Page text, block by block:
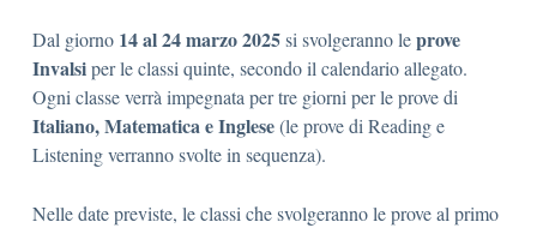
Dal giorno 14 al 24 marzo 2025si svolgeranno leprove
Invalsiper le classi quinte, secondo il calendario allegato.
Ogni classe verrà impegnata per tre giorni per le prove di
Italiano, Matematica e Inglese(le prove di Reading e
Listening verranno svolte in sequenza).
Nelle date previste, le classi che svolgeranno le prove al primo